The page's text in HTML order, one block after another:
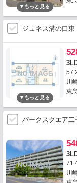
ジュネス溝の口東
川
東
パークスクエア二
川